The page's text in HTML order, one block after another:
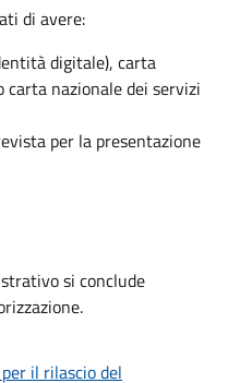
di avere:
digitale), carta
carta nazionale dei servizi
per la presentazione
si conclude
il rilascio del